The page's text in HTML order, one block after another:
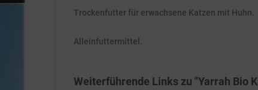
Trockenfutter für erwachsene Katzen mit Huhn.
Alleinfuttermittel.
Weiterführende Links zu "Yarrah Bio